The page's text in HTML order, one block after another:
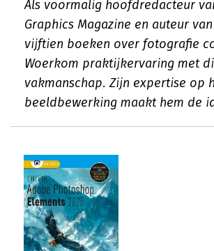
Als voormalig hoofdredacteur
Graphics Magazine en auteur
vijftien boeken over fotografie
Woerkom praktijkervaring met
vakmanschap. Zijn expertise op
beeldbewerking maakt hem de